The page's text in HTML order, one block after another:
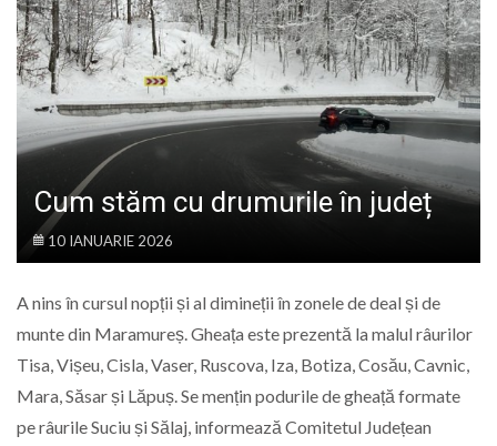
POLITIC
LIFE
Cum stăm cu drumurile în județ
10 IANUARIE 2026
A nins în cursul nopții și al dimineții în zonele de deal și de
munte din Maramureș. Gheața este prezentă la malul râurilor
Tisa, Vișeu, Cisla, Vaser, Ruscova, Iza, Botiza, Cosău, Cavnic,
Mara, Săsar și Lăpuș. Se mențin podurile de gheață formate
pe râurile Suciu și Sălaj, informează Comitetul Județean